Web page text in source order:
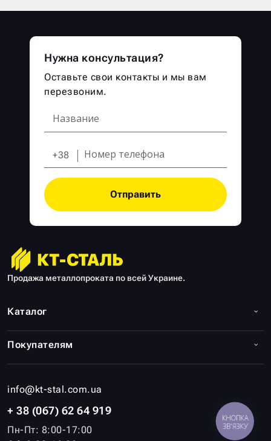
Продажа металлопроката по всей Украине.
info@kt-stal.com.ua
+ 38 (067) 62 64 919
Пн-Пт: 8:00-17:00
Каталог
Покупателям
Нужна консультация?
Оставьте свои контакты и мы вам
перезвоним.
+38
Отправить
КНОПКА
ЗВ'ЯЗКУ